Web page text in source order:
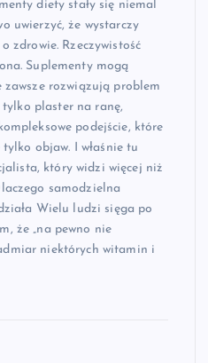
diety stały się niemal
uwierzyć, że wystarczy
zdrowie. Rzeczywistość
Suplementy mogą
rozwiązują problem
tylko plaster na ranę,
podejście, które
objaw. I właśnie tu
który widzi więcej niż
samodzielna
Wielu ludzi sięga po
że „na pewno nie
niektórych witamin i